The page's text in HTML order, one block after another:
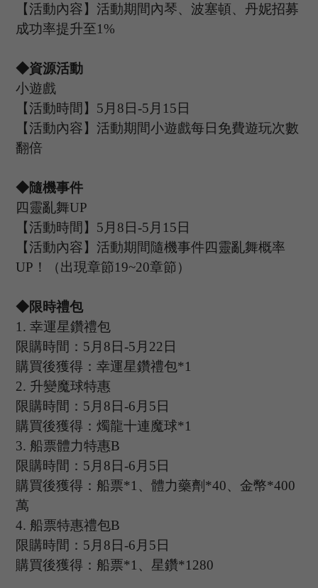
【活動內容】活動期間內琴、波塞頓、丹妮招募
成功率提升至1%
◆資源活動
小遊戲
【活動時間】 5 月 8日-5 月 15日
【活動內容】活動期間小遊戲每日免費遊玩次數
翻倍
◆隨機事件
四靈亂舞UP
【活動時間】 5 月 8日-5 月 15日
【活動內容】活動期間隨機事件四靈亂舞概率
UP ！（出現章節19~20章節）
◆限時禮包
1 . 幸運星鑽禮包
限購時間： 5 月 8日-5 月 22 日
購買後獲得：幸運星鑽禮包*1
2. 升變魔球特惠
限購時間： 5 月 8日-6 月 5日
購買後獲得：燭龍十連魔球*1
3. 船票體力特惠B
限購時間： 5 月 8日-6 月 5日
購買後獲得：船票*1、體力藥劑*40、金幣*400
萬
4. 船票特惠禮包B
限購時間： 5 月 8日-6 月 5日
購買後獲得：船票*1、星鑽*1280